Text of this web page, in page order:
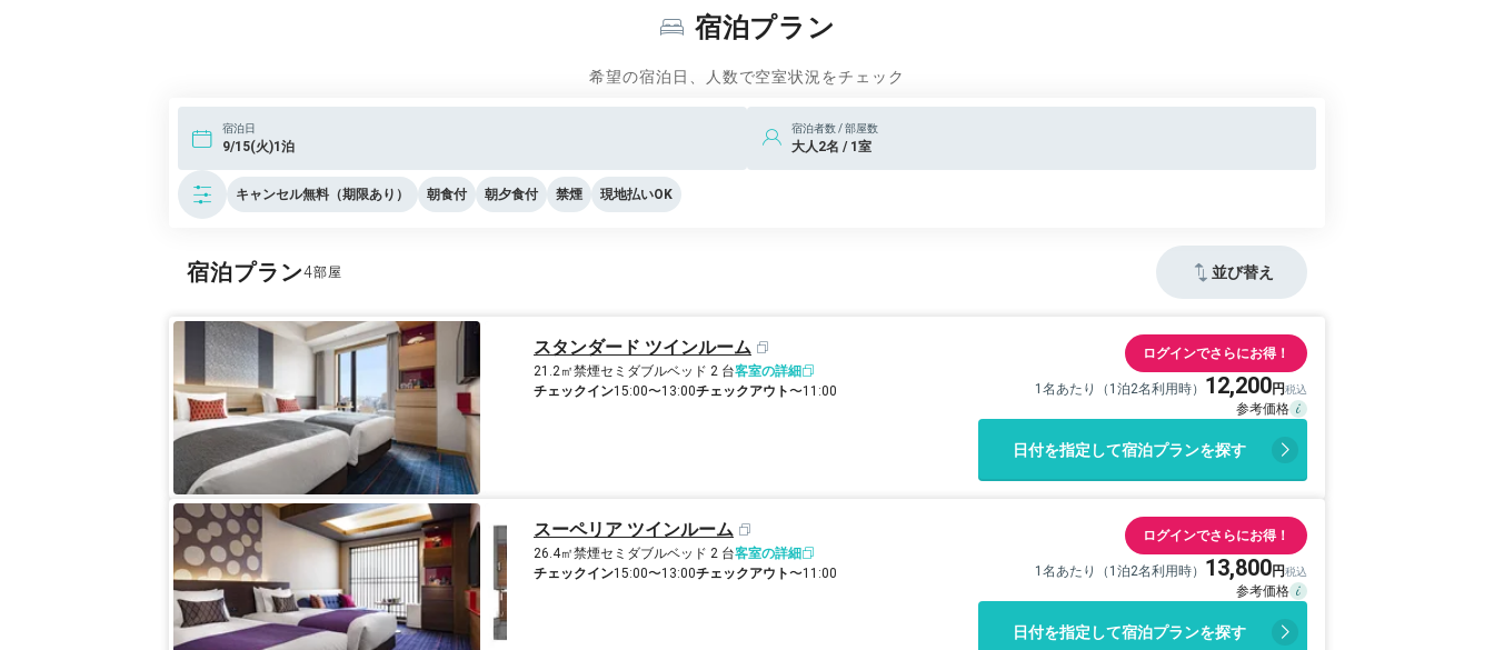
宿泊プラン
希望の宿泊日、人数で空室状況をチェック
宿泊日
9/15(火)1泊
宿泊者数 / 部屋数
大人2名 / 1室
キャンセル無料（期限あり） 朝食付 朝夕食付 禁煙 現地払いOK
宿泊プラン4 並び替え
スタンダード ツインルーム
21.2㎡禁煙セミダブルベッド 2 台客室の詳細
チェックイン15:00〜13:00チェックアウト〜11:00
ログインでさらにお得！
1名あたり（1泊2名利用時） 12,200
日付を指定して宿泊プランを探す
スーペリア ツインルーム
26.4㎡禁煙セミダブルベッド 2 台客室の詳細
チェックイン15:00〜13:00チェックアウト〜11:00
ログインでさらにお得！
1名あたり（1泊2名利用時） 13,800
日付を指定して宿泊プランを探す